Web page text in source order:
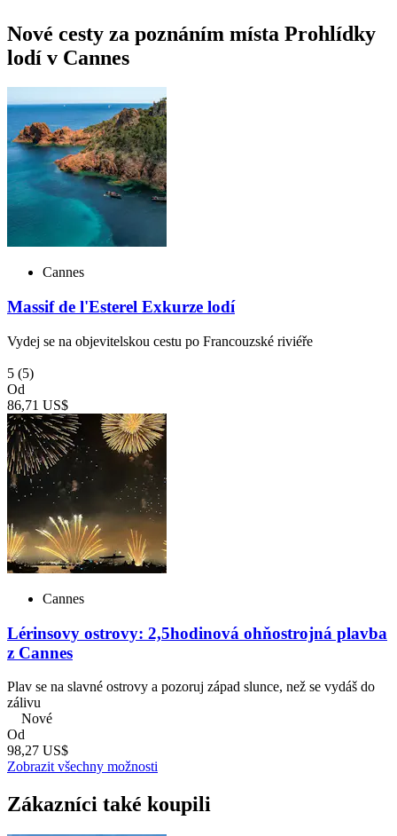
Nové cesty za poznáním místa Prohlídky
lodí v Cannes
Cannes
Massif de l'Esterel Exkurze lodí
Vydej se na objevitelskou cestu po Francouzské riviéře
5 (5)
Od
86,71 US$
Cannes
Lérinsovy ostrovy: 2,5hodinová ohňostrojná plavba
z Cannes
Plav se na slavné ostrovy a pozoruj západ slunce, než se vydáš do
zálivu
Nové
Od
98,27 US$
Zobrazit všechny možnosti
Zákazníci také koupili